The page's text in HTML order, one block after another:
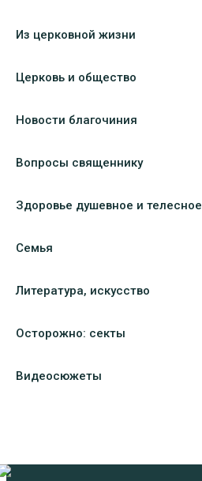
Из церковной жизни
Церковь и общество
Новости благочиния
Вопросы священнику
Здоровье душевное и телесное
Семья
Литература, искуcство
Осторожно: секты
Видеосюжеты